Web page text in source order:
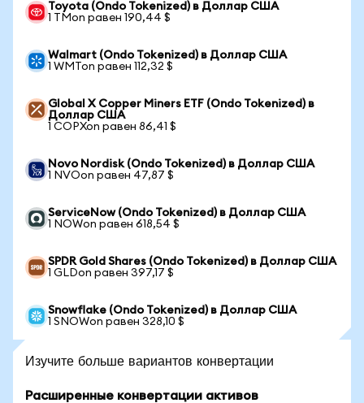
Toyota (Ondo Tokenized) в Доллар США
1 TMon равен 190,44 $
Walmart (Ondo Tokenized) в Доллар США
1 WMTon равен 112,32 $
Global X Copper Miners ETF (Ondo Tokenized) в
Доллар США
1 COPXon равен 86,41 $
Novo Nordisk (Ondo Tokenized) в Доллар США
1 NVOon равен 47,87 $
ServiceNow (Ondo Tokenized) в Доллар США
1 NOWon равен 618,54 $
SPDR Gold Shares (Ondo Tokenized) в Доллар США
1 GLDon равен 397,17 $
Snowflake (Ondo Tokenized) в Доллар США
1 SNOWon равен 328,10 $
Изучите больше вариантов конвертации
Расширенные конвертации активов